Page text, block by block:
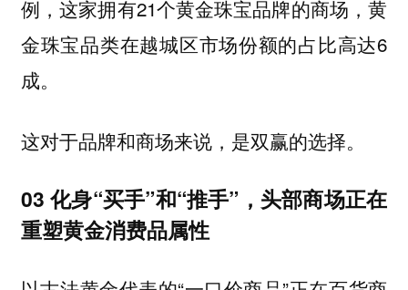
例，这家拥有21个黄金珠宝品牌的商场，黄
金珠宝品类在越城区市场份额的占比高达6
成。
这对于品牌和商场来说，是双赢的选择。
03 化身“买手”和“推手”，头部商场正在
重塑黄金消费品属性